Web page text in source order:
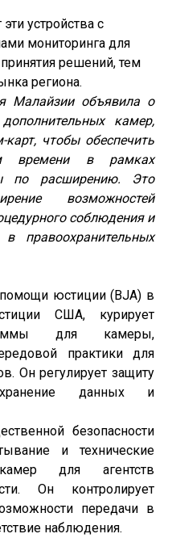
устройства с
мониторинга для
решений, тем
региона.
Малайзии объявила о
камер,
чтобы обеспечить
времени в рамках
по расширению. Это
возможностей
соблюдения и
в правоохранительных
юстиции (BJA) в
США, курирует
для камеры,
практики для
Он регулирует защиту
данных и
безопасности
и технические
для агентств
Он контролирует
передачи в
наблюдения.